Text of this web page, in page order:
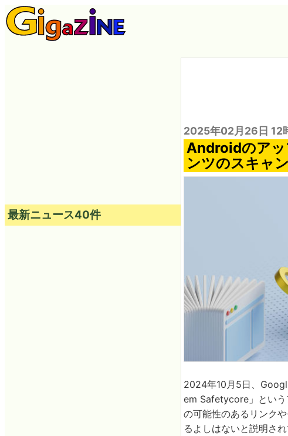
2025年02月26日 12
Androidのアッ
ンツのスキャ
2024年10月5日、
em Safetycore」という
の可能性のあるリンク
るよしはないと説明さ
最新ニュース40件